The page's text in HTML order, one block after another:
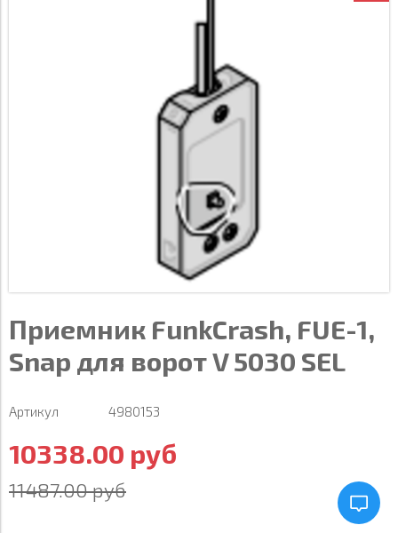
Приемник FunkCrash, FUE-1,
Snap для ворот V 5030 SEL
Артикул 4980153
10338.00 руб
11487.00 руб